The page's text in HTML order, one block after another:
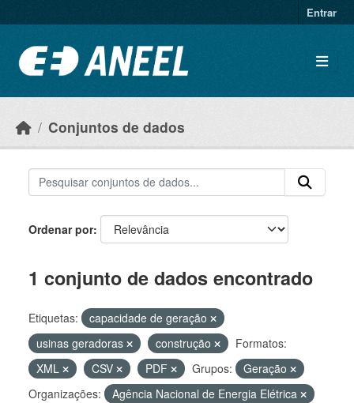
Entrar
Conjuntos de dados
Ordenar por
1 conjunto de dados encontrado
Etiquetas:
capacidade de geração
usinas geradoras
construção
Formatos:
XML
CSV PDF Grupos:
Geração
Organizações:
Agência Nacional de Energia Elétrica